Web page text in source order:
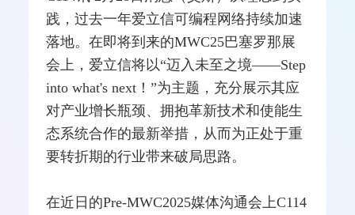
践，过去一年爱立信可编程 网络持续加速
落地。在即将到来的MWC25巴塞罗那展
会上，爱立信将以“迈入未至之境——Step
into what's next！”为主题，充分展示其应
对产业增长瓶颈、拥抱革新技术和使能生
态系统合作的最新举措，从而为正处于重
要转折期的行业带来破局思路。
在近日的Pre-MWC2025媒体沟通会上C114